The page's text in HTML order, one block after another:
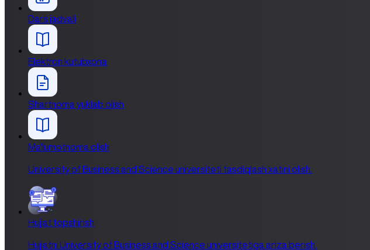
Dars jadvali
Elektron kutubxona
Shartnoma yuklab olish
Ma'lumotnoma olish
University of Business and Science universiteti tasdiqlash xatini olish.
Hujjat topshirish
Hujjatni University of Business and Science universitetiga ariza berish.